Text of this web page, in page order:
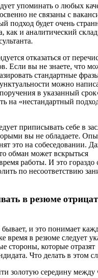
упоминать о любых
не связаны с
подход будет очень
как и аналитический
отказаться от
Если вы не знаете, что
стандартные
можно
в указанный
на «нестандартный
приписывать себе в
вы не обладаете.
это на собеседовании.
обман может вскрыться
работы. И это гораздо
по несоответствию
в резюме
и это понимает
время в резюме следует
стороны, которые отразят
Что делать в этом
золотую середину между